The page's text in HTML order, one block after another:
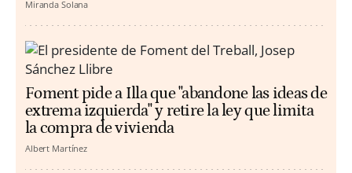
Miranda Solana
Foment pide a Illa que "abandone las ideas de
extrema izquierda" y retire la ley que limita
la compra de vivienda
Albert Martínez